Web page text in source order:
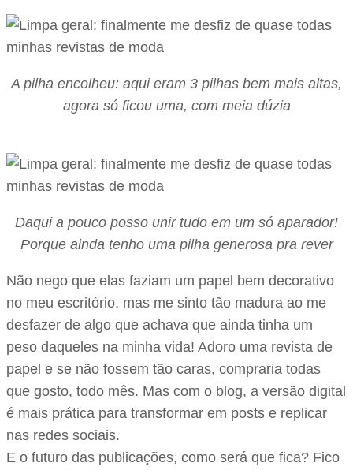
A pilha encolheu: aqui eram 3 pilhas bem mais altas,
agora só ficou uma, com meia dúzia
Daqui a pouco posso unir tudo em um só aparador!
Porque ainda tenho uma pilha generosa pra rever
Não nego que elas faziam um papel bem decorativo
no meu escritório, mas me sinto tão madura ao me
desfazer de algo que achava que ainda tinha um
peso daqueles na minha vida! Adoro uma revista de
papel e se não fossem tão caras, compraria todas
que gosto, todo mês. Mas com o blog, a versão digital
é mais prática para transformar em posts e replicar
nas redes sociais.
E o futuro das publicações, como será que fica? Fico